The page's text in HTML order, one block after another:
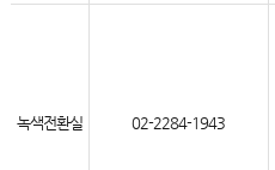
녹색전환실 02-2284-1943